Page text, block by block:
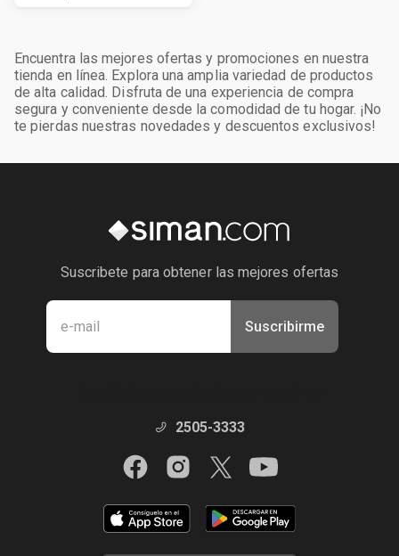
Encuentra las mejores ofertas y promociones en nuestra
tienda en línea. Explora una amplia variedad de productos
de alta calidad. Disfruta de una experiencia de compra
segura y conveniente desde la comodidad de tu hogar. ¡No
te pierdas nuestras novedades y descuentos exclusivos!
Suscribete para obtener las mejores ofertas
Suscribirme
2505-3333